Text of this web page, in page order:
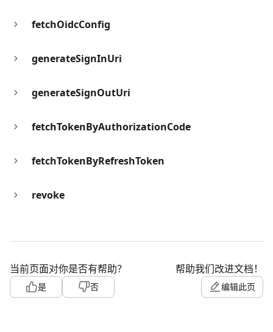
fetchOidcConfig
generateSignInUri
generateSignOutUri
fetchTokenByAuthorizationCode
fetchTokenByRefreshToken
revoke
当前页面对你是否有帮助？
是 否
帮助我们改进文档！
编辑此页